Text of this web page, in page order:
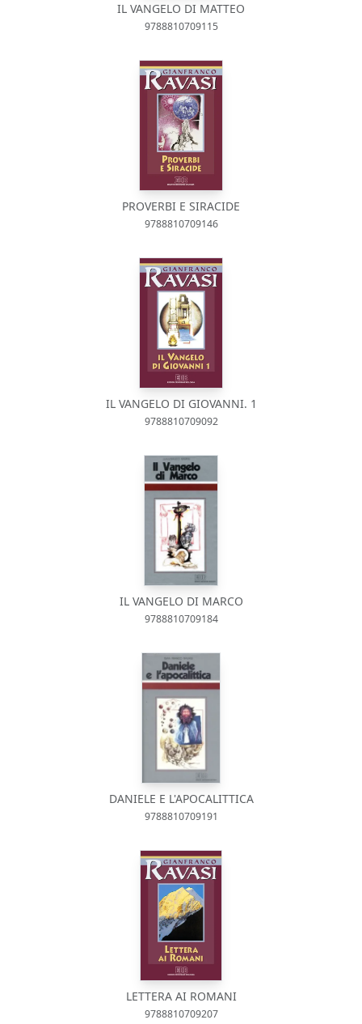
IL VANGELO DI MATTEO
9788810709115
PROVERBI E SIRACIDE
9788810709146
IL VANGELO DI GIOVANNI. 1
9788810709092
IL VANGELO DI MARCO
9788810709184
DANIELE E L'APOCALITTICA
9788810709191
LETTERA AI ROMANI
9788810709207